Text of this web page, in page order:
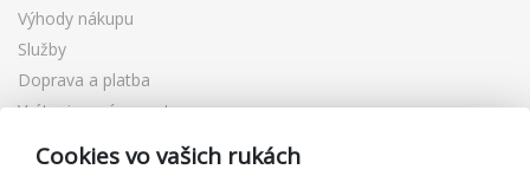
Výhody nákupu
Služby
Doprava a platba
Vrátenie a výmena tovaru
Reklamácia
Darčekové poukážky
Cookies vo vašich rukách